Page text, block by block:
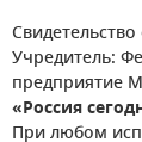
Учредитель:
предприятие
«Россия
При любом